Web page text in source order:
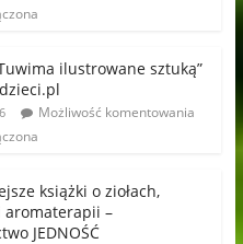
ilustrowane sztuką”
Możliwość komentowania
książki o ziołach,
aromaterapii –
JEDNOŚĆ